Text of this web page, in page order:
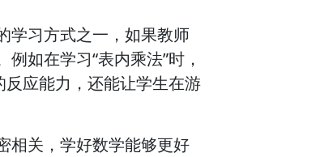
学习方式之一，如果教师
如在学习“表内乘法”时，
反应能力，还能让学生在游
相关，学好数学能够更好